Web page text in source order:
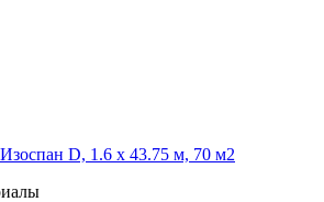
D, 1.6 х 43.75 м, 70 м2